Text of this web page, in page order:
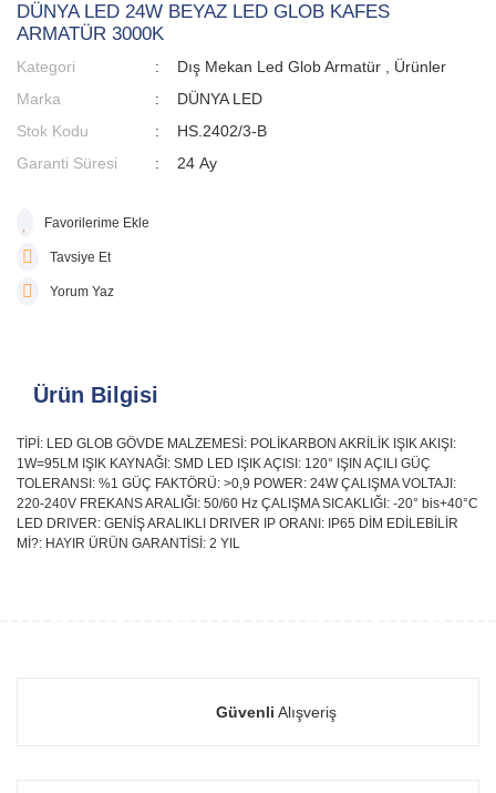
DÜNYA LED 24W BEYAZ LED GLOB KAFES
ARMATÜR 3000K
Kategori Dış Mekan Led Glob Armatür
Ürünler
Marka
DÜNYA LED
Stok Kodu
HS.2402/3-B
Garanti Süresi
24 Ay
Tavsiye Et
Yorum Yaz
Ürün Bilgisi
TİPİ: LED GLOB GÖVDE MALZEMESİ: POLİKARBON AKRİLİK IŞIK AKIŞI:
1W=95LM IŞIK KAYNAĞI: SMD LED IŞIK AÇISI: 120° IŞIN AÇILI GÜÇ
TOLERANSI: %1 GÜÇ FAKTÖRÜ: >0,9 POWER: 24W ÇALIŞMA VOLTAJI:
220-240V FREKANS ARALIĞI: 50/60 Hz ÇALIŞMA SICAKLIĞI: -20° bis+40°C
LED DRIVER: GENİŞ ARALIKLI DRIVER IP ORANI: IP65 DİM EDİLEBİLİR
Mİ?: HAYIR ÜRÜN GARANTİSİ: 2 YIL
Güvenli Alışveriş